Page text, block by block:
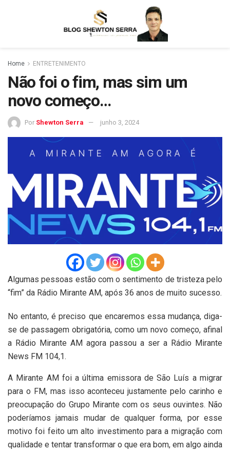
Home ENTRETENIMENTO
Não foi o fim, mas sim um
novo começo…
Por Shewton Serra junho 3, 2024
Algumas pessoas estão com o sentimento de tristeza pelo
“fim” da Rádio Mirante AM, após 36 anos de muito sucesso.
No entanto, é preciso que encaremos essa mudança, diga-
se de passagem obrigatória, como um novo começo, afinal
a Rádio Mirante AM agora passou a ser a Rádio Mirante
News FM 104,1.
A Mirante AM foi a última emissora de São Luís a migrar
para o FM, mas isso aconteceu justamente pelo carinho e
preocupação do Grupo Mirante com os seus ouvintes. Não
poderíamos jamais mudar de qualquer forma, por esse
motivo foi feito um alto investimento para a migração com
qualidade e tentar transformar o que era bom, em algo ainda